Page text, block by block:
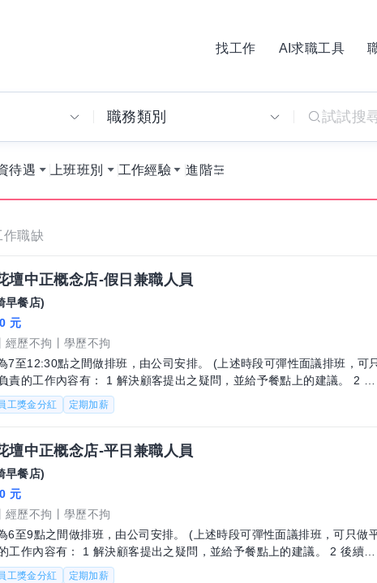
找工作 AI求職工具
職務類別
待遇 上班班別 工作經驗 進階
作職缺
壇中正概念店-假日兼職人員
早餐店)
元
經歷不拘
學歷不拘
7至12:30點之間做排班，由公司安排。 (上述時段可彈性面議排班，可
通知
工獎金分紅 定期加薪
壇中正概念店-平日兼職人員
早餐店)
元
經歷不拘
學歷不拘
6至9點之間做排班，由公司安排。 (上述時段可彈性面議排班，可只做
廚房做餐
工獎金分紅 定期加薪